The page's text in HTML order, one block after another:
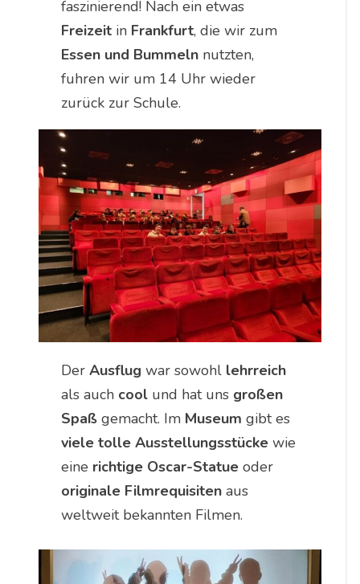
faszinierend! Nach ein etwas
Freizeit in Frankfurt, die wir zum
Essen und Bummeln nutzten,
fuhren wir um 14 Uhr wieder
zurück zur Schule.
Der Ausflug war sowohl lehrreich
als auch cool und hat uns großen
Spaß gemacht. Im Museumgibt es
viele tolle Ausstellungsstücke wie
eine richtige Oscar-Statue oder
originale Filmrequisiten aus
weltweit bekannten Filmen.